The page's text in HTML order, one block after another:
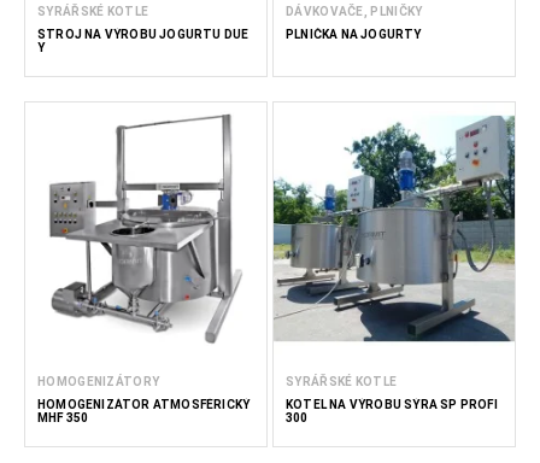
SYRÁŘSKÉ KOTLE
STROJ NA VÝROBU JOGURTU DUE
Y
DÁVKOVAČE, PLNIČKY
PLNIČKA NA JOGURTY
HOMOGENIZÁTORY
HOMOGENIZÁTOR ATMOSFÉRICKÝ
MHF 350
SYRÁŘSKÉ KOTLE
KOTEL NA VÝROBU SÝRA SP PROFI
300